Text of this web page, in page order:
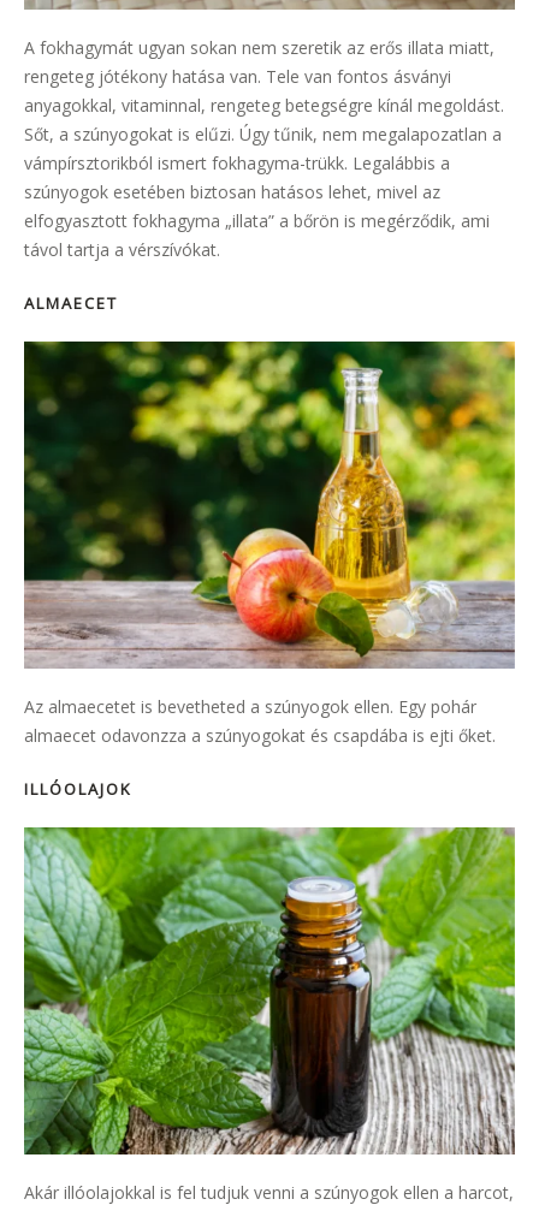
A fokhagymát ugyan sokan nem szeretik az erős illata miatt,
rengeteg jótékony hatása van. Tele van fontos ásványi
anyagokkal, vitaminnal, rengeteg betegségre kínál megoldást.
Sőt, a szúnyogokat is elűzi. Úgy tűnik, nem megalapozatlan a
vámpírsztorikból ismert fokhagyma-trükk. Legalábbis a
szúnyogok esetében biztosan hatásos lehet, mivel az
elfogyasztott fokhagyma „illata” a bőrön is megérződik, ami
távol tartja a vérszívókat.
ALMAECET
Az almaecetet is bevetheted a szúnyogok ellen. Egy pohár
almaecet odavonzza a szúnyogokat és csapdába is ejti őket.
ILLÓOLAJOK
Akár illóolajokkal is fel tudjuk venni a szúnyogok ellen a harcot,